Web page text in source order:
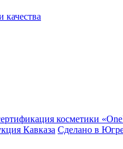
качества
косметики
Кавказа Сделано в